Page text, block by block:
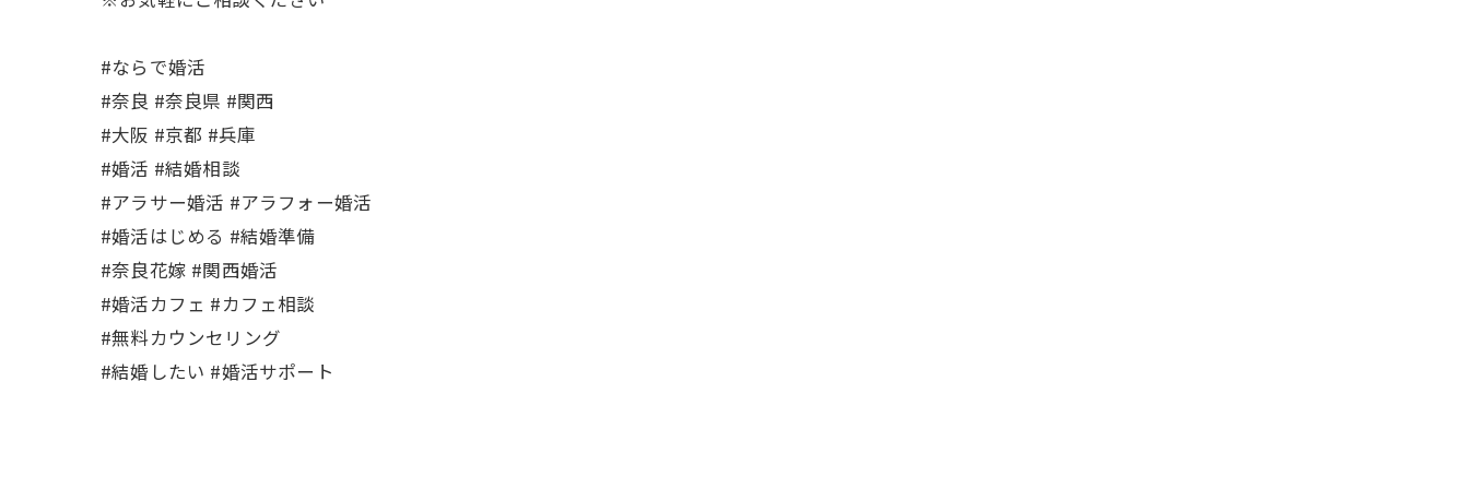
#ならで婚活
#奈良 #奈良県 #関西
#大阪 #京都 #兵庫
#婚活 #結婚相談
#アラサー婚活 #アラフォー婚活
#婚活はじめる #結婚準備
#奈良花嫁 #関西婚活
#婚活カフェ #カフェ相談
#無料カウンセリング
#結婚したい #婚活サポート